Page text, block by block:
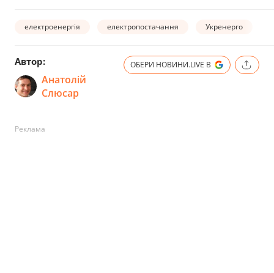
електроенергія електропостачання Укренерго
Автор:
Анатолій
Слюсар
ОБЕРИ НОВИНИ.LIVE В
Реклама